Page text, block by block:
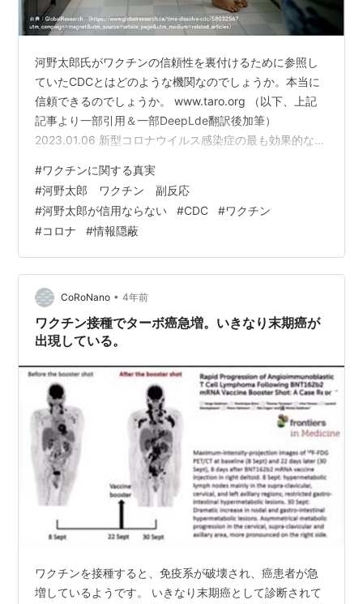
河野太郎氏がワクチンの信頼性を裏付けるために参照し
ていたCDCとはどのような機関なのでしょうか。本当に
信頼できるのでしょうか。 www.taro.org （以下、上記
記事より一部引用＆一部DeepLde翻訳後加筆）
2023.01.06 新型コロナウイルス感染症の最も効果的な対
種はリスクを大きく上回る利益を提供するとして、強く
推奨されています。 日本では、コロナワクチンの接種は
努力義務のため、ワクチンを接種するかしないかは、最
終的には個人の判断です。 （中略） 同様に米国では、Ｃ
ＤＣ（Centers for Disease Control a…
#ワクチンに関する真実
#河野太郎 ワクチン 副反応
#河野太郎が信用ならない #CDC #ワクチン
#コロナ #情報隠蔽
CoRoNano • 4年前
ワクチン接種でターボ癌急増。いきなり末期癌が
出現している。
ワクチンを接種すると、免疫系が破壊され、癌患者が急
増しているようです。 いきなり末期癌として診断されて